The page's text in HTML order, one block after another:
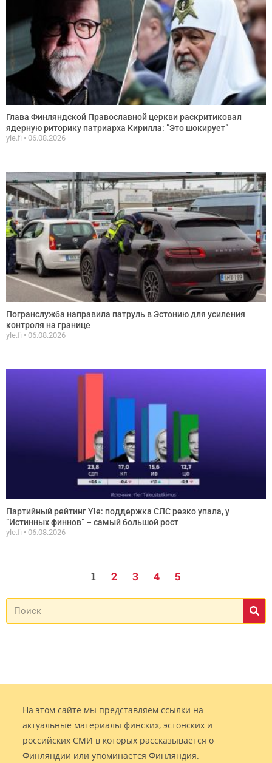
Глава Финляндской Православной церкви раскритиковал
ядерную риторику патриарха Кирилла: ”Это шокирует”
yle.fi 06.08.2026
Погранслужба направила патруль в Эстонию для усиления
контроля на границе
yle.fi 06.08.2026
Партийный рейтинг Yle: поддержка СЛС резко упала, у
”Истинных финнов” – самый большой рост
yle.fi 06.08.2026
1 2 3 4 5
На этом сайте мы представляем ссылки на
актуальные материалы финских, эстонских и
российских СМИ в которых рассказывается о
Финляндии или упоминается Финляндия.